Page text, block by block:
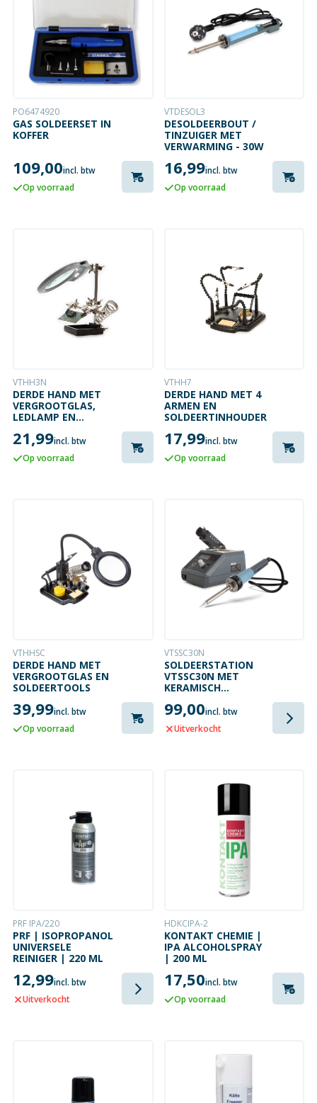
PO6474920
GAS SOLDEERSET IN
KOFFER
109,00incl. btw
Op voorraad
VTDESOL3
DESOLDEERBOUT /
TINZUIGER MET
VERWARMING - 30W
16,99incl. btw
Op voorraad
VTHH3N
DERDE HAND MET
VERGROOTGLAS,
LEDLAMP EN
SOLDEERBOUTHOUDER
21,99incl. btw
Op voorraad
VTHH7
DERDE HAND MET 4
ARMEN EN
SOLDEERTINHOUDER
17,99incl. btw
Op voorraad
VTHHSC
DERDE HAND MET
VERGROOTGLAS EN
SOLDEERTOOLS
39,99incl. btw
Op voorraad
VTSSC30N
SOLDEERSTATION
VTSSC30N MET
KERAMISCH
VERWARMINGSELEMENT
- 48 W - 160 TOT
480°C
99,00incl. btw
Uitverkocht
PRF IPA/220
PRF | ISOPROPANOL
UNIVERSELE
REINIGER | 220 ML
12,99incl. btw
Uitverkocht
HDKCIPA-2
KONTAKT CHEMIE |
IPA ALCOHOLSPRAY
| 200 ML
17,50incl. btw
Op voorraad